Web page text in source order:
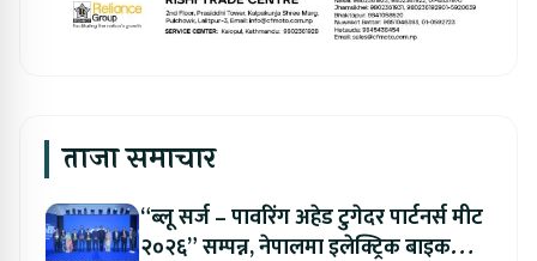
ताजा समाचार
“ब्लू सर्ज – पावरिंग अहेड टुगेदर पार्टनर्स मीट
२०२६” सम्पन्न, नेपालमा इलेक्ट्रिक बाइक